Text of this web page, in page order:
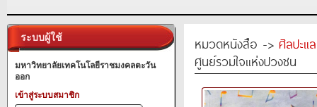
ระบบผู้ใช้
มหาวิทยาลัยเทคโนโลยีราชมงคลตะวัน
ออก
เข้าสู่ระบบสมาชิก
หมวดหนังสือ -> ศิลปะแ
ศูนย์รวมใจแห่งปวงชน